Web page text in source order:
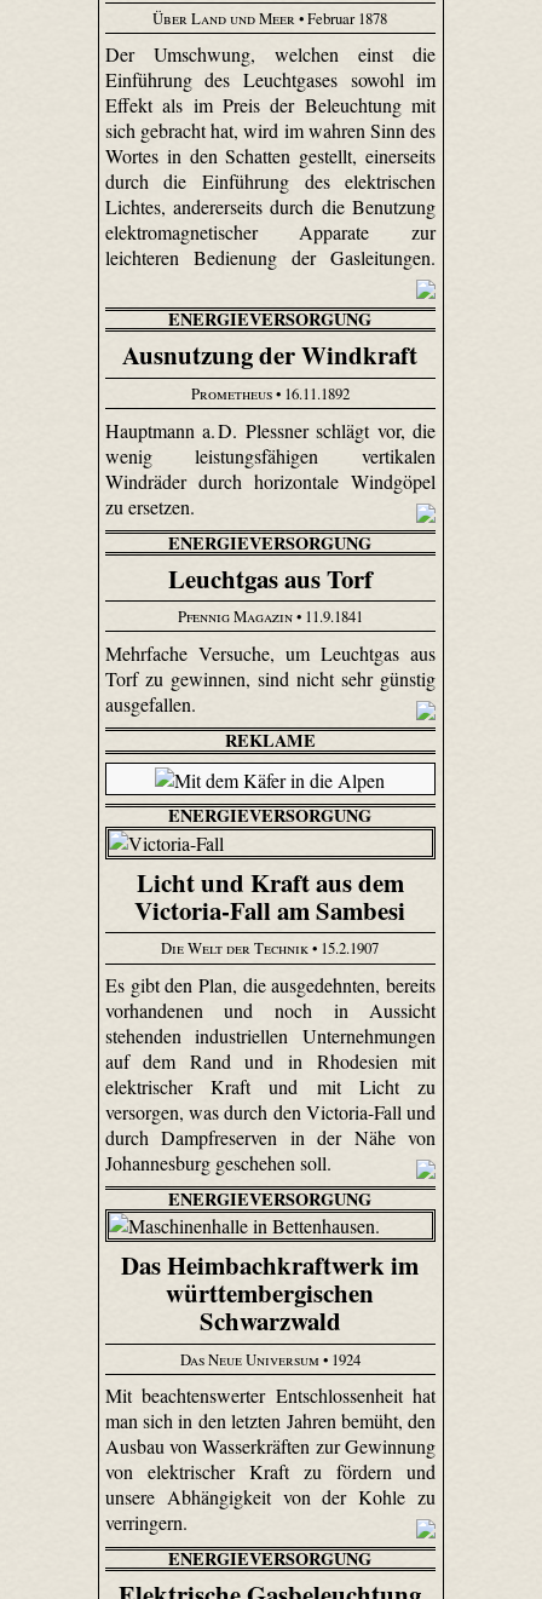
Über Land und Meer• Februar 1878
Der Umschwung, welchen einst die
Einführung des Leuchtgases sowohl im
Effekt als im Preis der Beleuchtung mit
sich gebracht hat, wird im wahren Sinn des
Wortes in den Schatten gestellt, einerseits
durch die Einführung des elektrischen
Lichtes, andererseits durch die Benutzung
elektromagnetischer Apparate zur
leichteren Bedienung der Gasleitungen.
ENERGIEVERSORGUNG
Ausnutzung der Windkraft
Prometheus• 16.11.1892
Hauptmann a. D. Plessner schlägt vor, die
wenig leistungsfähigen vertikalen
Windräder durch horizontale Windgöpel
zu ersetzen.
ENERGIEVERSORGUNG
Leuchtgas aus Torf
Pfennig Magazin• 11.9.1841
Mehrfache Versuche, um Leuchtgas aus
Torf zu gewinnen, sind nicht sehr günstig
ausgefallen.
REKLAME
ENERGIEVERSORGUNG
Licht und Kraft aus dem
Victoria-Fall am Sambesi
Die Welt der Technik• 15.2.1907
Es gibt den Plan, die ausgedehnten, bereits
vorhandenen und noch in Aussicht
stehenden industriellen Unternehmungen
auf dem Rand und in Rhodesien mit
elektrischer Kraft und mit Licht zu
versorgen, was durch den Victoria-Fall und
durch Dampfreserven in der Nähe von
Johannesburg geschehen soll.
ENERGIEVERSORGUNG
Das Heimbachkraftwerk im
württembergischen
Schwarzwald
Das Neue Universum • 1924
Mit beachtenswerter Entschlossenheit hat
man sich in den letzten Jahren bemüht, den
Ausbau von Wasserkräften zur Gewinnung
von elektrischer Kraft zu fördern und
unsere Abhängigkeit von der Kohle zu
verringern.
ENERGIEVERSORGUNG